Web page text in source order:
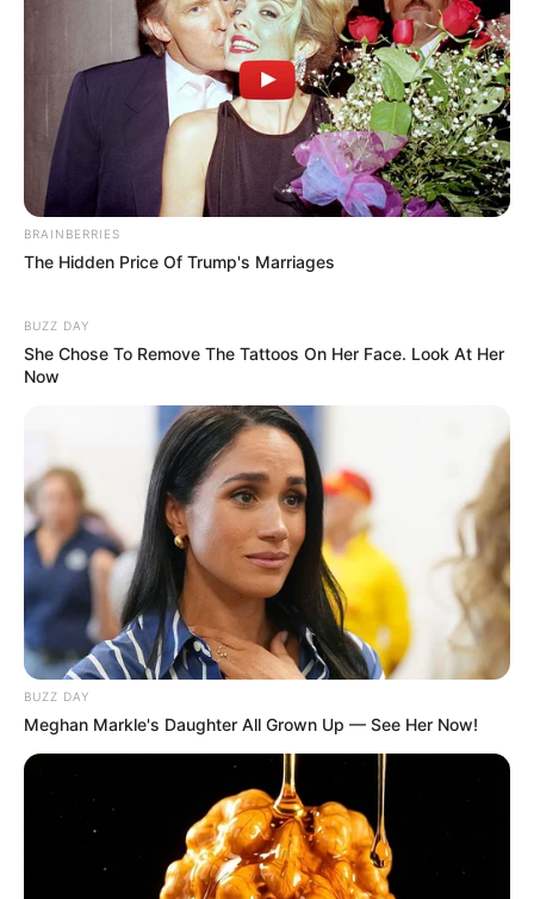
Ideias de vestido de crochê infantil
Pinterest
BRAINBERRIES
The Hidden Price Of Trump's Marriages
BUZZ DAY
She Chose To Remove The Tattoos On Her Face. Look At Her
Now
BUZZ DAY
Meghan Markle's Daughter All Grown Up — See Her Now!